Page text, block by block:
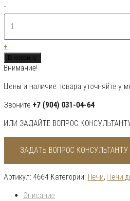
Количество
товара
Печь
ВЕЗУВИЙ
Сенсация
22
Антрацит
(ДТ-4)
без
выноса
-
+
В корзину
Внимание!
Цены и наличие товара уточняйте у
Звоните +7 (904) 031-04-64
ИЛИ ЗАДАЙТЕ ВОПРОС
ЗАДАТЬ ВОПРОС КОНСУЛЬТАНТУ
Артикул: 4664 Категории: Печи, Печи
Описание